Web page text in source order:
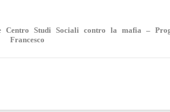
Studi Sociali contro la mafia –
Francesco